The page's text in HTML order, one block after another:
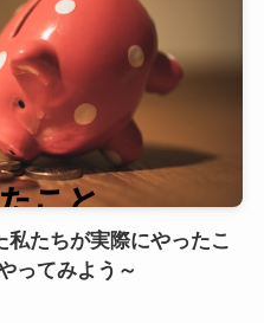
私たちが実際にやったこ
ってみよう～